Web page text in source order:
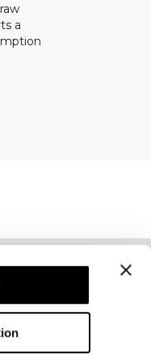
a
newsletter! Recevez des
nouvelles et